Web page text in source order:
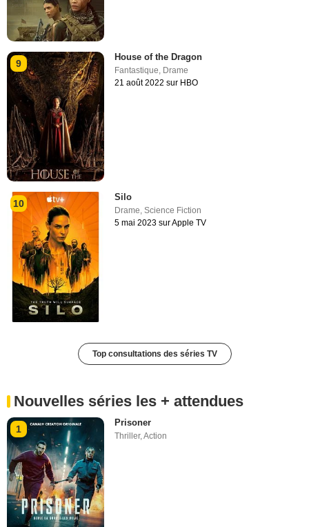
9
House of the Dragon
Fantastique, Drame
21 août 2022 sur HBO
10
Silo
Drame,Science Fiction
5 mai 2023 sur Apple TV
Top consultations des séries TV
Nouvelles séries les + attendues
1
Prisoner
Thriller,Action